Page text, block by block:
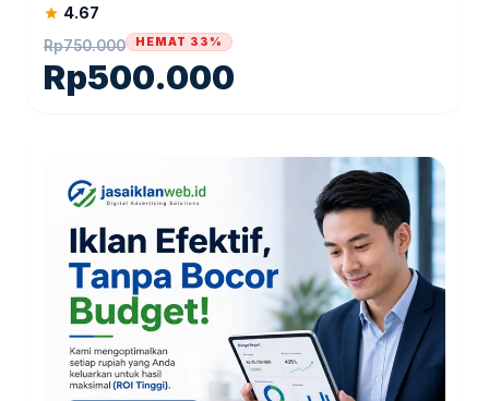
star 4.67
Rp750.000
Rp500.000
HEMAT 33%